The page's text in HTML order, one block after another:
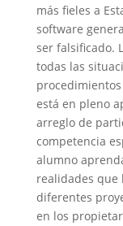
más fieles a
software
ser falsificado.
todas las
está en pleno
arreglo de
competencia
alumno
realidades que
diferentes
en los